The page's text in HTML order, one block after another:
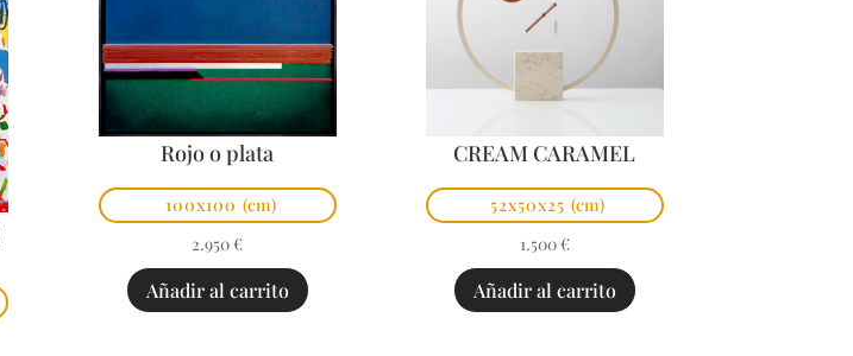
Rojo o plata
100x100 (cm)
2.950 €
Añadir al carrito
CREAM CARAMEL
52x50x25 (cm)
1.500 €
Añadir al carrito